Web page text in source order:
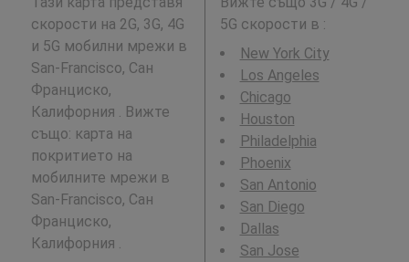
скорости на 2G, 3G, 4G
и 5G мобилни мрежи в
San-Francisco, Сан
Франциско,
Калифорния . Вижте
също: карта на
покритието на
мобилните мрежи в
San-Francisco, Сан
Франциско,
Калифорния .
5G скорости в :
New York City
Los Angeles
Chicago
Houston
Philadelphia
Phoenix
San Antonio
San Diego
Dallas
San Jose